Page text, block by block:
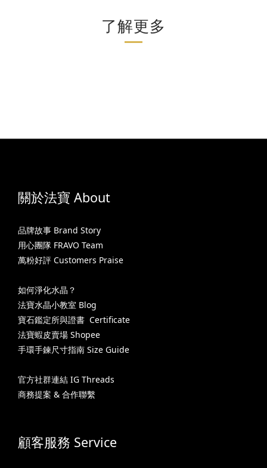
了解更多
關於法寶 About
品牌故事 Brand Story
用心團隊 FRAVO Team
萬粉好評 Customers Praise
如何淨化水晶？
法寶水晶小教室 Blog
寶石鑑定所與證書 Certificate
法寶蝦皮賣場 Shopee
手環手鍊尺寸指南 Size Guide
官方社群連結 IG Threads
商務提案 & 合作聯繫
顧客服務 Service